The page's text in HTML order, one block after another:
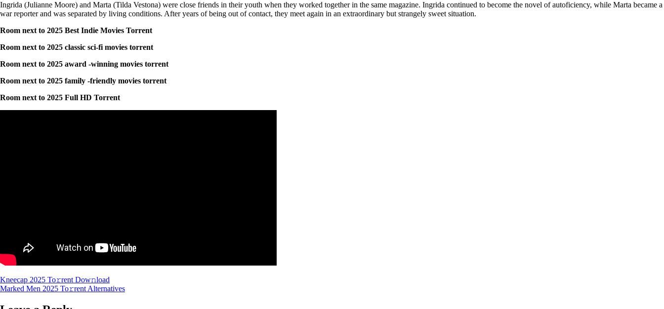
Ingrida (Julianne Moore) and Marta (Tilda Vestona) were close friends in their youth when they worked together in the same magazine. Ingrida continued to become the novel of autoficiency, while Marta became a
war reporter and was separated by living conditions. After years of being out of contact, they meet again in an extraordinary but strangely sweet situation.
Room next to 2025 Best Indie Movies Torrent
Room next to 2025 classic sci-fi movies torrent
Room next to 2025 award -winning movies torrent
Room next to 2025 family -friendly movies torrent
Room next to 2025 Full HD Torrent
Navegação
de
Kneecap 2025 To𝚛rent Dow𝚗load
Marked Men 2025 To𝚛rent Alternatives